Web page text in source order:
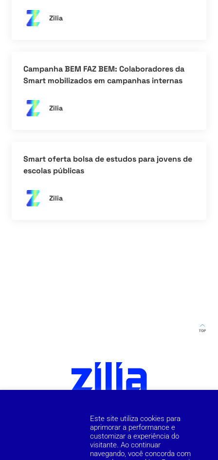
Zilia
Campanha BEM FAZ BEM: Colaboradores da
Smart mobilizados em campanhas internas
Zilia
Smart oferta bolsa de estudos para jovens de
escolas públicas
Zilia
Este site utiliza cookies para
aprimorar a performance e
customizar a experiência do
visitante. Ao continuar
navegando, você concorda com